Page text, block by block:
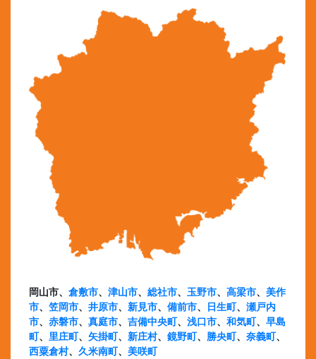
岡山市、 倉敷市、 津山市、 総社市、 玉野市、 高梁市、 美作
市、 笠岡市、 井原市、 新見市、 備前市、 日生町、 瀬戸内
市、 赤磐市、 真庭市、 吉備中央町、 浅口市、 和気町、 早島
町、 里庄町、 矢掛町、 新庄村、 鏡野町、 勝央町、 奈義町、
西粟倉村、 久米南町、 美咲町